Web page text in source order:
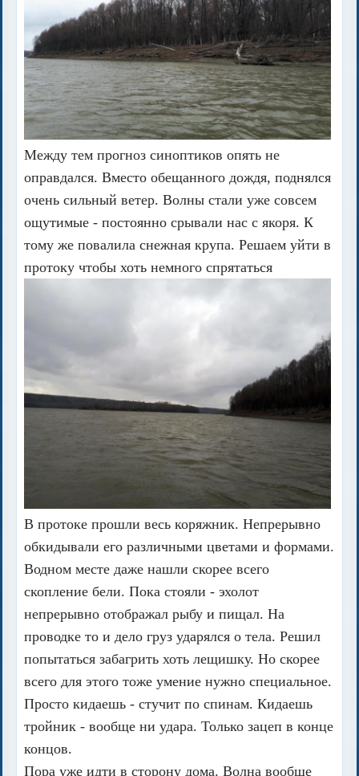
Между тем прогноз синоптиков опять не
оправдался. Вместо обещанного дождя, поднялся
очень сильный ветер. Волны стали уже совсем
ощутимые - постоянно срывали нас с якоря. К
тому же повалила снежная крупа. Решаем уйти в
протоку чтобы хоть немного спрятаться
В протоке прошли весь коряжник. Непрерывно
обкидывали его различными цветами и формами.
Водном месте даже нашли скорее всего
скопление бели. Пока стояли - эхолот
непрерывно отображал рыбу и пищал. На
проводке то и дело груз ударялся о тела. Решил
попытаться забагрить хоть лещишку. Но скорее
всего для этого тоже умение нужно специальное.
Просто кидаешь - стучит по спинам. Кидаешь
тройник - вообще ни удара. Только зацеп в конце
концов.
Пора уже идти в сторону дома. Волна вообще